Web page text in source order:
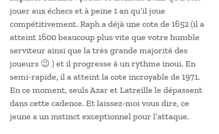
jouer aux échecs et à peine 1 an qu’il joue
compétitivement. Raph a déjà une cote de 1652 (il a
atteint 1600 beaucoup plus vite que votre humble
serviteur ainsi que la très grande majorité des
joueurs 😉 ) et il progresse à un rythme inoui. En
semi-rapide, il a atteint la cote incroyable de 1971.
En ce moment, seuls Azar et Latreille le dépassent
dans cette cadence. Et laissez-moi vous dire, ce
jeune a un instinct exceptionnel pour l’attaque.